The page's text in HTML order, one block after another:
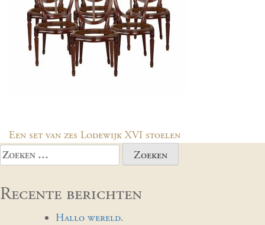
Bericht
navigatie
Een set van zes Lodewijk XVI stoelen
Zoeken
naar:
Recente berichten
Hallo wereld.